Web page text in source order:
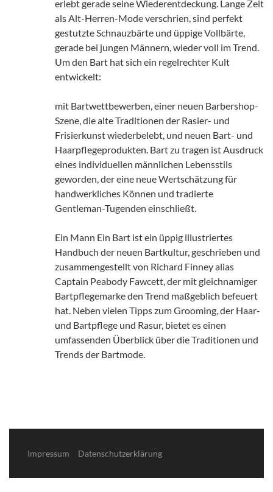
erlebt gerade seine Wiederentdeckung. Lange Zeit
als Alt-Herren-Mode verschrien, sind perfekt
gestutzte Schnauzbärte und üppige Vollbärte,
gerade bei jungen Männern, wieder voll im Trend.
Um den Bart hat sich ein regelrechter Kult
entwickelt:
mit Bartwettbewerben, einer neuen Barbershop-
Szene, die alte Traditionen der Rasier- und
Frisierkunst wiederbelebt, und neuen Bart- und
Haarpflegeprodukten. Bart zu tragen ist Ausdruck
eines individuellen männlichen Lebensstils
geworden, der eine neue Wertschätzung für
handwerkliches Können und tradierte
Gentleman-Tugenden einschließt.
Ein Mann Ein Bart ist ein üppig illustriertes
Handbuch der neuen Bartkultur, geschrieben und
zusammen­gestellt von Richard Finney alias
Captain Peabody Fawcett, der mit gleichnamiger
Bartpflegemarke den Trend maßgeblich befeuert
hat. Neben vielen Tipps zum Grooming, der Haar-
und Bartpflege und Rasur, bietet es einen
umfassenden Überblick über die Traditionen und
Trends der Bartmode.
Impressum Datenschutzerklärung